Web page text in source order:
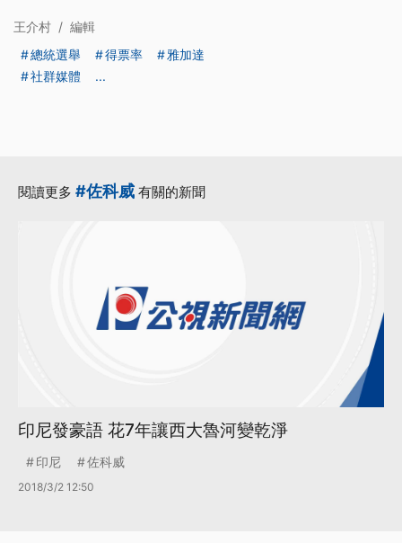
王介村 / 編輯
總統選舉
得票率
雅加達
社群媒體
...
閱讀更多 #佐科威 有關的新聞
印尼發豪語 花7年讓西大魯河變乾淨
印尼 佐科威
2018/3/2 12:50